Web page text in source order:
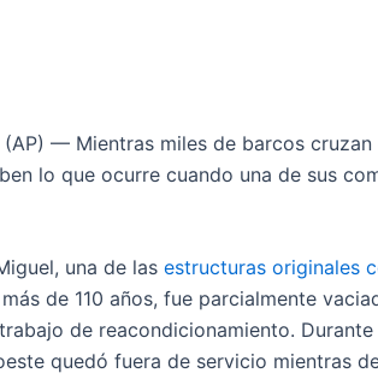
(AP) — Mientras miles de barcos
lo que ocurre cuando una de sus
una de las estructuras originales
de 110 años, fue parcialmente
de reacondicionamiento.
quedó fuera de servicio mientras